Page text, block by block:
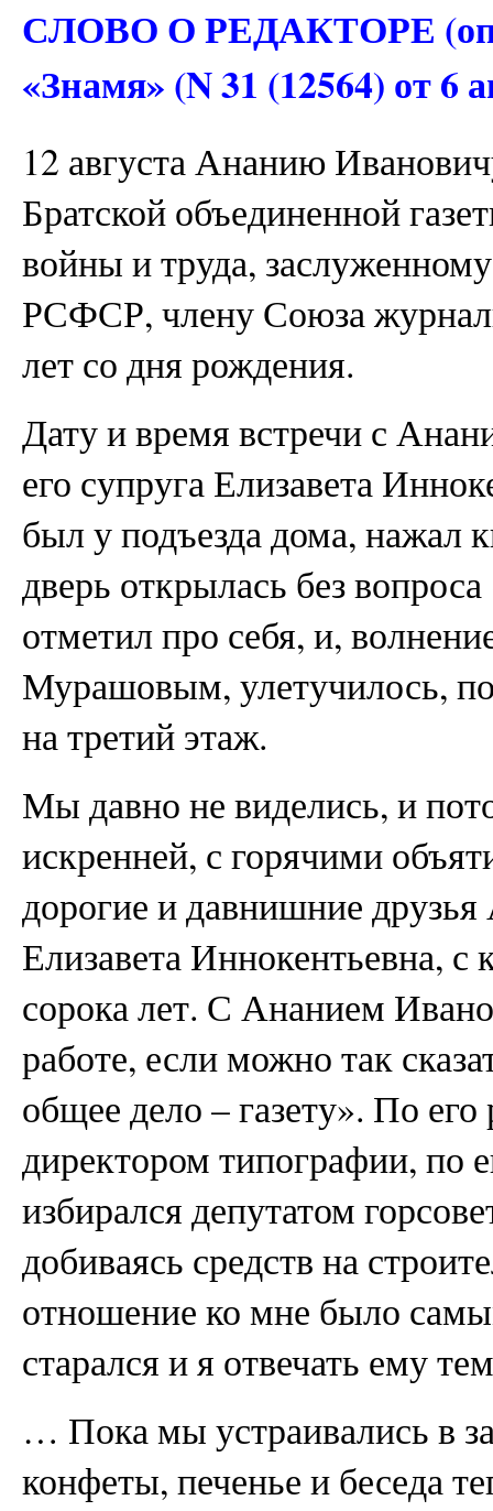
СЛОВО О РЕДАКТОРЕ
«Знамя» (N 31 (12564) от 6
12 августа Ананию
Братской объединенной
войны и труда,
РСФСР, члену Союза
лет со дня рождения.
Дату и время встречи с
его супруга Елизавета
был у подъезда дома, нажал
дверь открылась без
отметил про себя, и,
Мурашовым, улетучилось,
на третий этаж.
Мы давно не виделись, и
искренней, с горячими
дорогие и давнишние
Елизавета Иннокентьевна,
сорока лет. С Ананием
работе, если можно так
общее дело – газету». По
директором типографии, по
избирался депутатом
добиваясь средств на
отношение ко мне было
старался и я отвечать ему
… Пока мы устраивались в
конфеты, печенье и беседа